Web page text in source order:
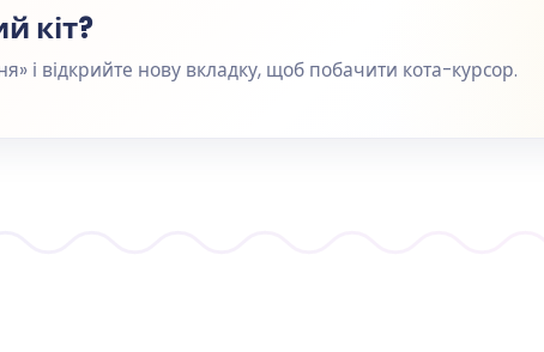
кіт?
і відкрийте нову вкладку, щоб побачити кота-курсор.